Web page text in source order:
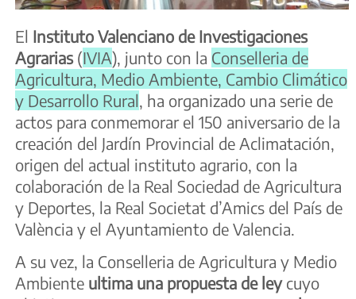
El Instituto Valenciano de Investigaciones
Agrarias(IVIA), junto con la Conselleria de
Agricultura, Medio Ambiente, Cambio Climático
y Desarrollo Rural , ha organizado una serie de
actos para conmemorar el 150 aniversario de la
creación del Jardín Provincial de Aclimatación,
origen del actual instituto agrario, con la
colaboración de la Real Sociedad de Agricultura
y Deportes, la Real Societat d’Amics del País de
València y el Ayuntamiento de Valencia.
A su vez, la Conselleria de Agricultura y Medio
Ambiente ultima una propuesta de leycuyo